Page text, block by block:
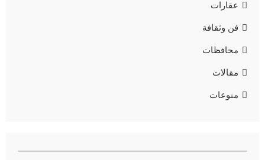
عقارات
فن وثقافة
محافظات
مقالات
منوعات